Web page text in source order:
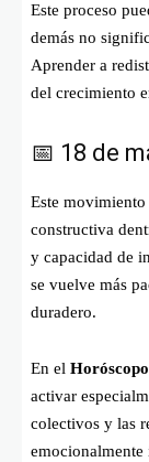
Este proceso
demás no
Aprender a
del crecimiento
📅 18 de
Este
constructiva
y capacidad de
se vuelve más
duradero.
En el
activar
colectivos y las
emocionalmente